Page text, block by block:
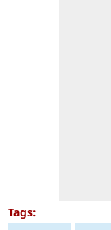
Tags: